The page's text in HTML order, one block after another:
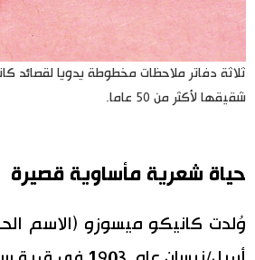
ثلاثة دفاتر ملاحظات مخطوطة يدويا لقصائد
شقيقها لأكثر من 50 عاما.
حياة شعرية مأساوية قصيرة